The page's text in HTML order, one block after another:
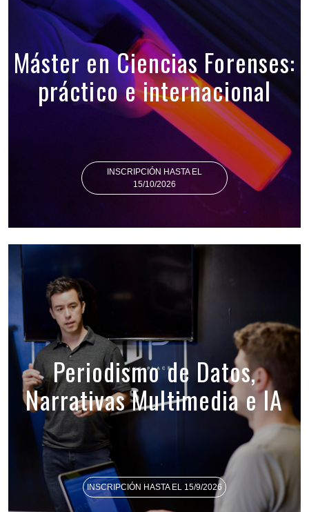
Máster en Ciencias Forenses:
práctico e internacional
INSCRIPCIÓN HASTA EL
15/10/2026
Periodismo de Datos,
Narrativas Multimedia e IA
INSCRIPCIÓN HASTA EL 15/9/2026